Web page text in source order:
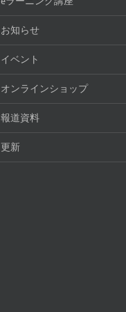
お知らせ
イベント
オンラインショップ
報道資料
更新